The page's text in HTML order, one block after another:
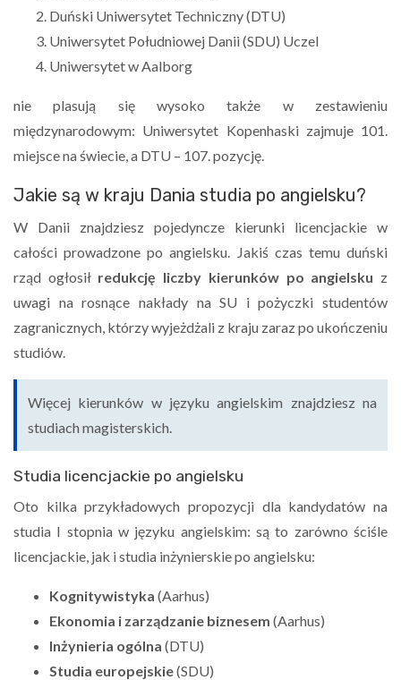
Duński Uniwersytet Techniczny (DTU)
Uniwersytet Południowej Danii (SDU) Uczel
Uniwersytet w Aalborg
nie plasują się wysoko także w zestawieniu
międzynarodowym: Uniwersytet Kopenhaski zajmuje 101.
miejsce na świecie, a DTU – 107. pozycję.
Jakie są w kraju Dania studia po angielsku?
W Danii znajdziesz pojedyncze kierunki licencjackie w
całości prowadzone po angielsku. Jakiś czas temu duński
rząd ogłosiłredukcję liczby kierunków po angielsku z
uwagi na rosnące nakłady na SU i pożyczki studentów
zagranicznych, którzy wyjeżdżali z kraju zaraz po ukończeniu
studiów.
Więcej kierunków w języku angielskim znajdziesz na
studiach magisterskich.
Studia licencjackie po angielsku
Oto kilka przykładowych propozycji dla kandydatów na
studia I stopnia w języku angielskim: są to zarówno ściśle
licencjackie, jak i studia inżynierskie po angielsku:
Kognitywistyka (Aarhus)
Ekonomia i zarządzanie biznesem (Aarhus)
Inżynieria ogólna (DTU)
Studia europejskie(SDU)